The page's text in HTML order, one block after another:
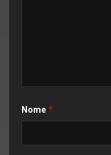
Nome *